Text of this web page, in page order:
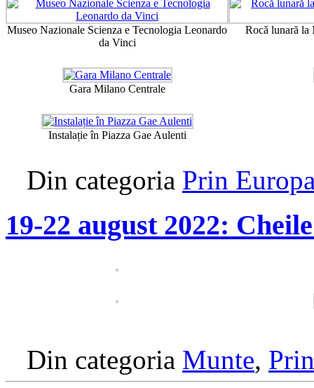
Museo Nazionale Scienza e Tecnologia Leonardo
da Vinci
Rocă lunară la
Gara Milano Centrale
Instalație în Piazza Gae Aulenti
Din categoria Prin
19-22 august 2022:
Din categoria Munte,